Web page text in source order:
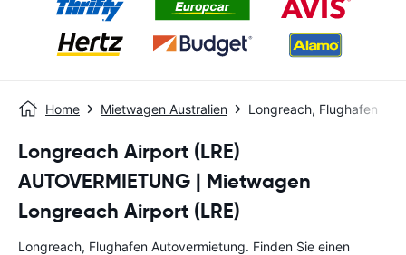
Home Mietwagen Australien Longreach, Flughafen
Longreach Airport (LRE)
AUTOVERMIETUNG | Mietwagen
Longreach Airport (LRE)
Longreach, Flughafen Autovermietung. Finden Sie einen